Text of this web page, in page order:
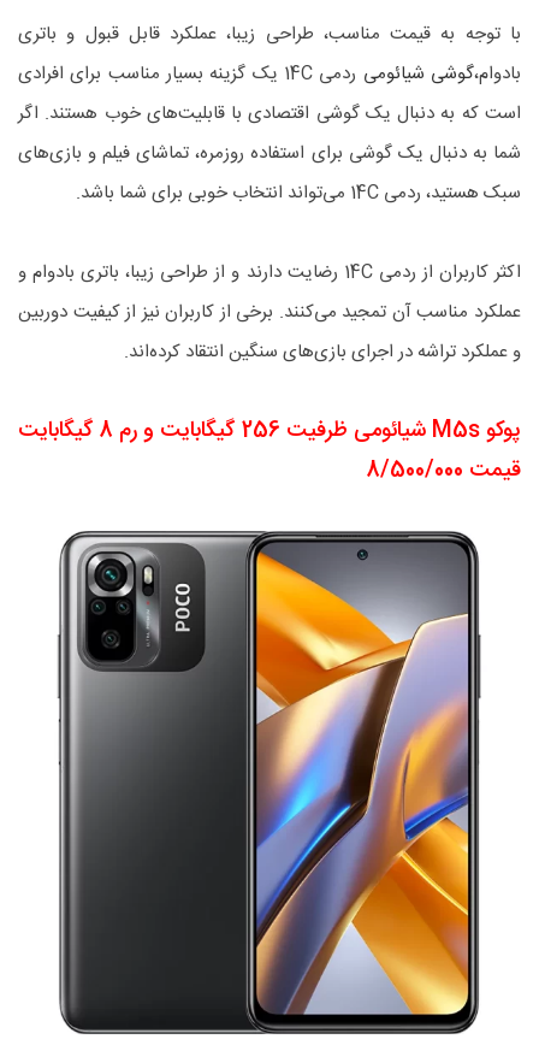
با توجه به قیمت مناسب، طراحی زیبا، عملکرد قابل قبول و باتری
بادوام،گوشی شیائومی
ردمی 14C یک گزینه بسیار مناسب برای افرادی
است که به دنبال یک گوشی اقتصادی با قابلیت‌های خوب هستند. اگر
شما به دنبال یک گوشی برای استفاده روزمره، تماشای فیلم و بازی‌های
سبک هستید، ردمی 14C می‌تواند انتخاب خوبی برای شما باشد.
اکثر کاربران از ردمی 14C رضایت دارند و از طراحی زیبا، باتری بادوام و
عملکرد مناسب آن تمجید می‌کنند. برخی از کاربران نیز از کیفیت دوربین
و عملکرد تراشه در اجرای بازی‌های سنگین انتقاد کرده‌اند.
پوکو M5s شیائومی ظرفیت 256 گیگابایت و رم 8 گیگابایت
قیمت 8/500/000